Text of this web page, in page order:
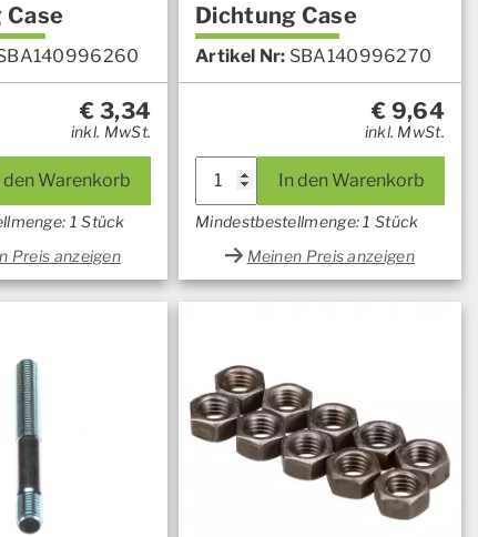
Case
€ 3,34
inkl. MwSt.
den Warenkorb
1 Stück
Preis anzeigen
Dichtung Case
Artikel Nr: SBA140996270
€ 9,64
inkl. MwSt.
In den Warenkorb
Mindestbestellmenge: 1 Stück
Meinen Preis anzeigen